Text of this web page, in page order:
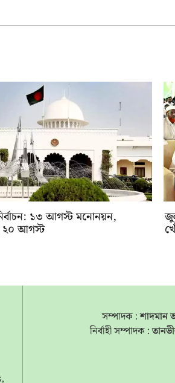
নির্বাচন: ১৩ আগস্ট মনোনয়ন,
২০ আগস্ট
সম্পাদক :
নির্বাহী সম্পাদক :